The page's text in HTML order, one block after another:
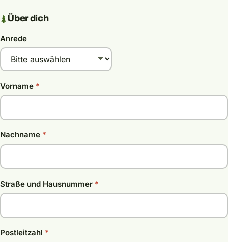
Über dich
Anrede
Vorname *
Nachname *
Straße und Hausnummer *
Postleitzahl *